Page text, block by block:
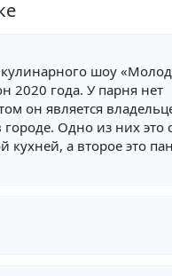
шоу
2020 года. У парня нет
он является
Одно из них это
кухней, а второе это